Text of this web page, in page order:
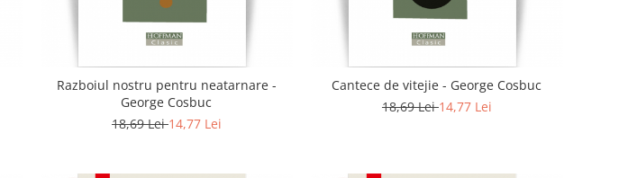
Razboiul nostru pentru neatarnare -
George Cosbuc
18,69 Lei14,77 Lei
Cantece de vitejie - George Cosbuc
18,69 Lei14,77 Lei